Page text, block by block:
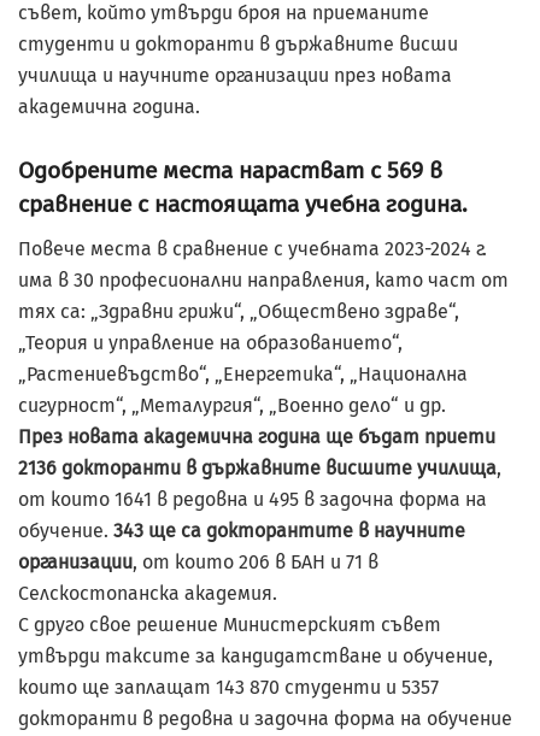
съвет, който утвърди броя на приеманите
студенти и докторанти в държавните висши
училища и научните организации през новата
академична година.
Одобрените места нарастват с 569 в
сравнение с настоящата учебна година.
Повече места в сравнение с учебната 2023-2024 г.
има в 30 професионални направления, като част от
тях са: „Здравни грижи“, „Обществено здраве“,
„Теория и управление на образованието“,
„Растениевъдство“, „Енергетика“, „Национална
сигурност“, „Металургия“, „Военно дело“ и др.
През новата академична година ще бъдат приети
2136 докторанти в държавните висшите училища,
от които 1641 в редовна и 495 в задочна форма на
обучение. 343 ще са докторантите в научните
организации, от които 206 в БАН и 71 в
Селскостопанска академия.
С друго свое решение Министерският съвет
утвърди таксите за кандидатстване и обучение,
които ще заплащат 143 870 студенти и 5357
докторанти в редовна и задочна форма на обучение